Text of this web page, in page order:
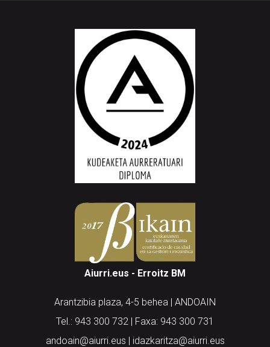
Aiurri.eus - Erroitz BM
Arantzibia plaza, 4-5 behea | ANDOAIN
Tel.: 943 300 732 | Faxa: 943 300 731
andoain@aiurri.eus | idazkaritza@aiurri.eus